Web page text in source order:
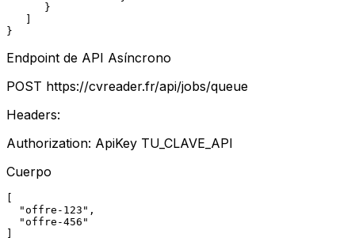
      }
   ]
}
Endpoint de API Asíncrono
POST https://cvreader.fr/api/jobs/queue
Headers:
Authorization: ApiKey TU_CLAVE_API
Cuerpo
[
  "offre-123",
  "offre-456"
]